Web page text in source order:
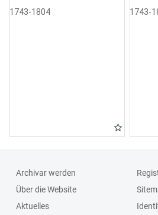
1743-1804 1743-
Archivar werden
Über die Website
Aktuelles